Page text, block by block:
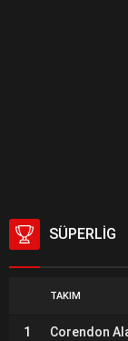
SÜPERLIG
TAKIM
1 Corendon